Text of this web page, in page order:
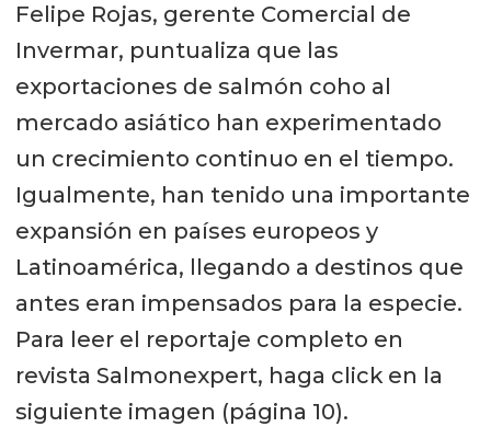
Felipe Rojas, gerente Comercial de
Invermar, puntualiza que las
exportaciones de salmón coho al
mercado asiático han experimentado
un crecimiento continuo en el tiempo.
Igualmente, han tenido una importante
expansión en países europeos y
Latinoamérica, llegando a destinos que
antes eran impensados para la especie.
Para leer el reportaje completo en
revista Salmonexpert, haga click en la
siguiente imagen (página 10).